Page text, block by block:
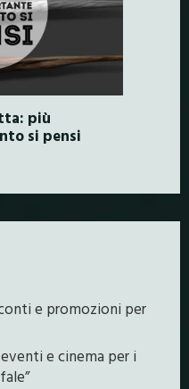
più
si pensi
e promozioni per
e cinema per i